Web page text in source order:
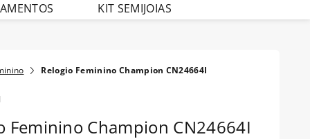
KIT SEMIJOIAS
Relogio Feminino Champion CN24664I
Feminino Champion CN24664I